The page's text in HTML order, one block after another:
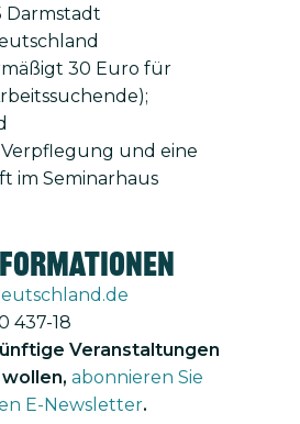
Darmstadt
30 Euro für
und eine
im Seminarhaus
437-18
Veranstaltungen
abonnieren Sie
E-Newsletter.